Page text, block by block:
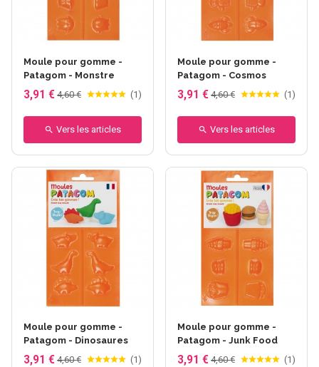
Moule pour gomme -
Patagom - Monstre
3,91 € 4,60 € (1 )
Vers les articles
Moule pour gomme -
Patagom - Cosmos
3,91 € 4,60 € (1 )
Vers les articles
Moule pour gomme -
Patagom - Dinosaures
3,91 € 4,60 € (1 )
Moule pour gomme -
Patagom - Junk Food
3,91 € 4,60 € (1 )